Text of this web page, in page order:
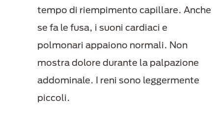
tempo di riempimento capillare. Anche
se fa le fusa, i suoni cardiaci e
polmonari appaiono normali. Non
mostra dolore durante la palpazione
addominale. I reni sono leggermente
piccoli.